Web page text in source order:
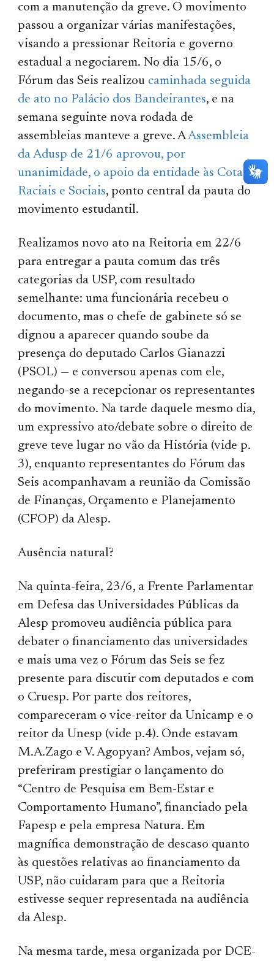
com a manutenção da greve. O movimento
passou a organizar várias manifestações,
visando a pressionar Reitoria e governo
estadual a negociarem. No dia 15/6, o
Fórum das Seis realizou caminhada seguida
de ato no Palácio dos Bandeirantes, e na
semana seguinte nova rodada de
assembleias manteve a greve. AAssembleia
da Adusp de 21/6 aprovou, por
unanimidade, o apoio da entidade às Cotas
Raciais e Sociais, ponto central da pauta do
movimento estudantil.
Realizamos novo ato na Reitoria em 22/6
para entregar a pauta comum das três
categorias da USP, com resultado
semelhante: uma funcionária recebeu o
documento, mas o chefe de gabinete só se
dignou a aparecer quando soube da
presença do deputado Carlos Gianazzi
(PSOL) — e conversou apenas com ele,
negando-se a recepcionar os representantes
do movimento. Na tarde daquele mesmo dia,
um expressivo ato/debate sobre o direito de
greve teve lugar no vão da História (vide p.
3), enquanto representantes do Fórum das
Seis acompanhavam a reunião da Comissão
de Finanças, Orçamento e Planejamento
(CFOP) da Alesp.
Ausência natural?
Na quinta-feira, 23/6, a Frente Parlamentar
em Defesa das Universidades Públicas da
Alesp promoveu audiência pública para
debater o financiamento das universidades
e mais uma vez o Fórum das Seis se fez
presente para discutir com deputados e com
o Cruesp. Por parte dos reitores,
compareceram o vice-reitor da Unicamp e o
reitor da Unesp (vide p.4). Onde estavam
M.A.Zago e V. Agopyan? Ambos, vejam só,
preferiram prestigiar o lançamento do
“Centro de Pesquisa em Bem-Estar e
Comportamento Humano”, financiado pela
Fapesp e pela empresa Natura. Em
magnífica demonstração de descaso quanto
às questões relativas ao financiamento da
USP, não cuidaram para que a Reitoria
estivesse sequer representada na audiência
da Alesp.
Na mesma tarde, mesa organizada por DCE-